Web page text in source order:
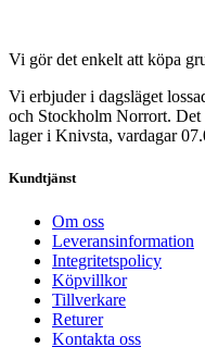
Vi gör det enkelt att köpa
Vi erbjuder i dagsläget
och Stockholm Norrort. Det
lager i Knivsta, vardagar
Kundtjänst
Om oss
Leveransinformation
Integritetspolicy
Köpvillkor
Tillverkare
Returer
Kontakta oss